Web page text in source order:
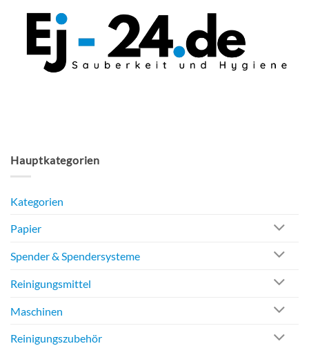
Optionen
können
auf
der
Hauptkategorien
Kategorien
Papier
Spender & Spendersysteme
Reinigungsmittel
Maschinen
Reinigungszubehör